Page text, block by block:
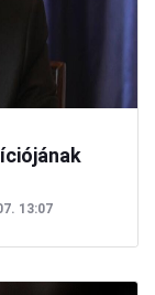
13:07